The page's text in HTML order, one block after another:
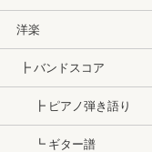
洋楽
┣ バンドスコア
┣ ピアノ弾き語り
┗ ギター譜